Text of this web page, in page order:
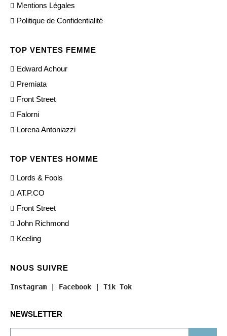
Mentions Légales
Politique de Confidentialité
TOP VENTES FEMME
Edward Achour
Premiata
Front Street
Falorni
Lorena Antoniazzi
TOP VENTES HOMME
Lords & Fools
AT.P.CO
Front Street
John Richmond
Keeling
NOUS SUIVRE
Instagram Facebook Tik Tok
NEWSLETTER